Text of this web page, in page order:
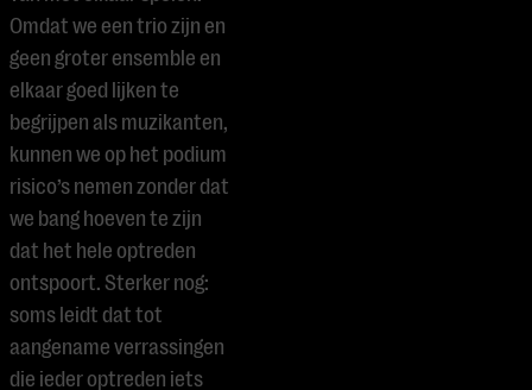
Omdat we een trio zijn en
geen groter ensemble en
elkaar goed lijken te
begrijpen als muzikanten,
kunnen we op het podium
risico’s nemen zonder dat
we bang hoeven te zijn
dat het hele optreden
ontspoort. Sterker nog:
soms leidt dat tot
aangename verrassingen
die ieder optreden iets